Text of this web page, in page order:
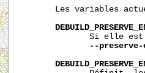
Les variables
Si elle
--preserve-